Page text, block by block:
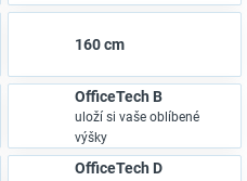
160 cm
OfficeTech B
uloží si vaše oblíbené
výšky
OfficeTech D